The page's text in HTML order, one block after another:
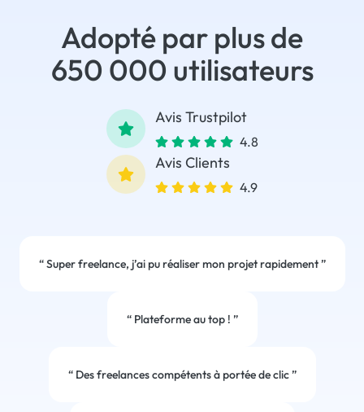
Adopté par plus de
650 000 utilisateurs
Avis Trustpilot
4.8
Avis Clients
4.9
“Super freelance, j’ai pu réaliser mon projet rapidement”
“Plateforme au top ! ”
“Des freelances compétents à portée de clic”